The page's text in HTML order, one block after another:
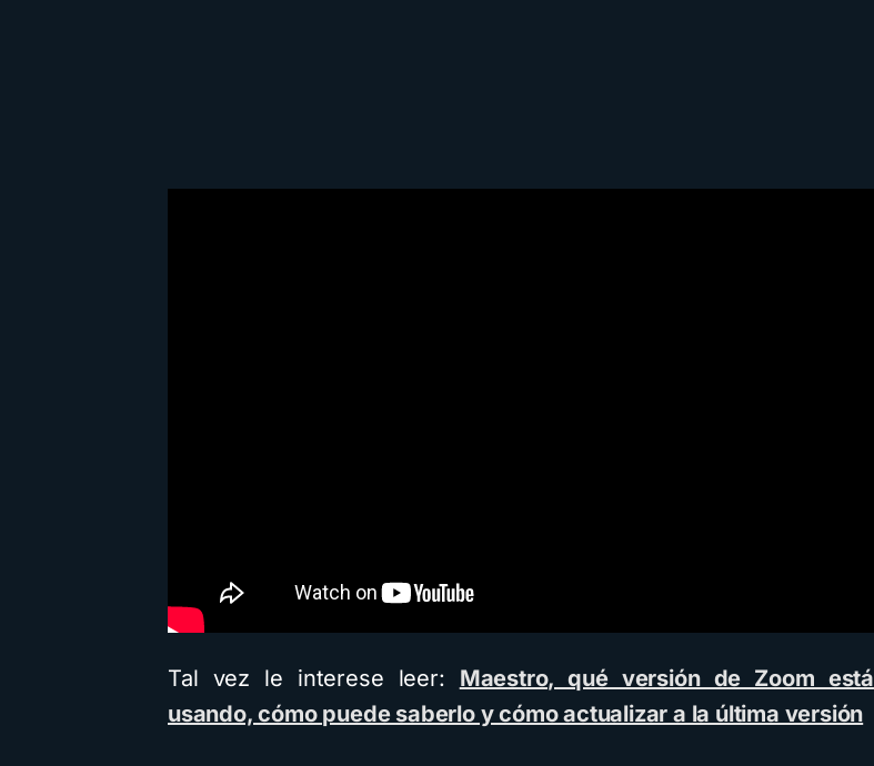
Tal vez le interese leer: Maestro, qué versión de Zoom está
usando, cómo puede saberlo y cómo actualizar a la última versión